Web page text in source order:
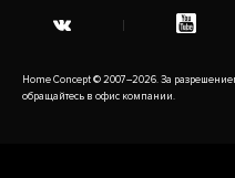
Home Concept © 2007–2026. За
обращайтесь в офис компании.